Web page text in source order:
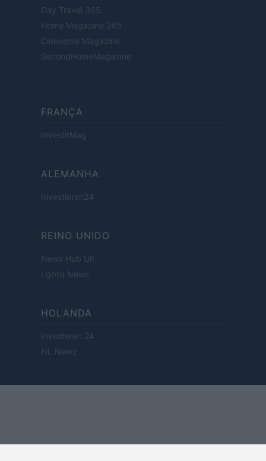
Day Travel 365
Home Magazine 365
Cineverse Magazine
SecondHomeMagazine
FRANÇA
InvestirMag
ALEMANHA
Investieren24
REINO UNIDO
News Hub UK
Lgbtq News
HOLANDA
Investeren 24
NL Newz